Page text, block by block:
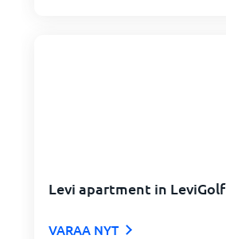
Levi apartment in LeviGolf
VARAA NYT